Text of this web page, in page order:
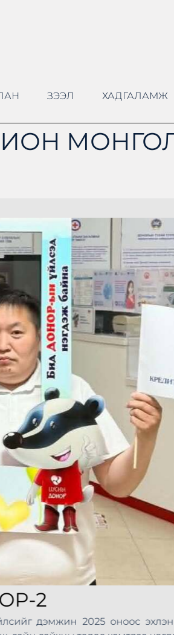
ЗЭЭЛ ХАДГАЛАМЖ
20 ЖИЛИЙН
20 жилийн ойг
үйлчилгээний
удирдъя” өдөрлөг өнөөдөр
Монголын Хадгаламж,
санхүүгийн мэдлэг мэдээлэл